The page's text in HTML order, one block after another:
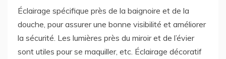
Éclairage spécifique près de la baignoire et de la
douche, pour assurer une bonne visibilité et améliorer
la sécurité. Les lumières près du miroir et de l’évier
sont utiles pour se maquiller, etc. Éclairage décoratif